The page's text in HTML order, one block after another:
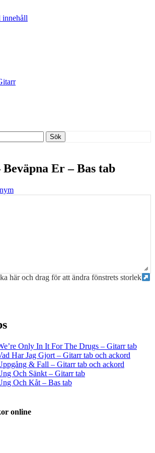
innehåll
Sök
Er – Bas tab
här och drag för att ändra fönstrets storlek
Only In It For The Drugs – Gitarr tab
Har Jag Gjort – Gitarr tab och ackord
& Fall – Gitarr tab och ackord
Och Sänkt – Gitarr tab
Och Kåt – Bas tab
online